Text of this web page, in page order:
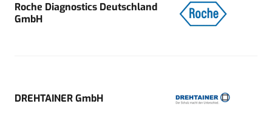
Roche Diagnostics Deutschland
GmbH
DREHTAINER GmbH